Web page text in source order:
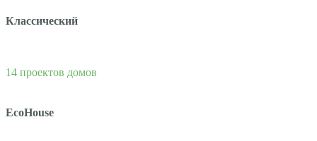
Классический
14 проектов домов
EcoHouse